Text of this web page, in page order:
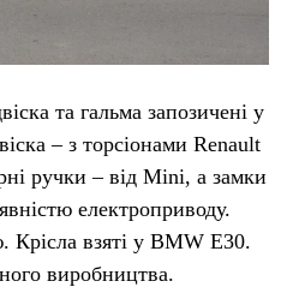
та гальма запозичені у
– з торсіонами Renault
ручки – від Mini, а замки
електроприводу.
взяті у BMW E30.
виробництва.